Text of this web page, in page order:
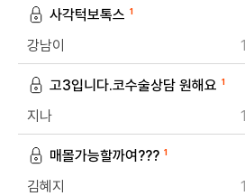
사각턱보톡스 1
강남이
고3입니다.코수술상담 원해요 1
지나
매몰가능할까여??? 1
김혜지
개인정보수집・이용에
개인정보 제공받는자
드림페이스
수집하는 개인정보
개인정보 수집이용 목적
개인정보 보유 및 이용기간
수집 및 이용 목적 달성 또는 시술 완료 후